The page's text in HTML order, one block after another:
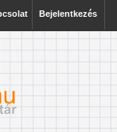
Bejelentkezés